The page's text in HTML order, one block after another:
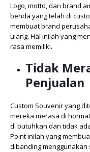
Logo, motto, dan brand
benda yang telah di
membuat brand
ulang. Hal inilah yang
rasa memiliki.
Tidak
Penjualan
Custom Souvenir yang
mereka merasa di
di butuhkan dan tidak
Point inilah yang
dibanding